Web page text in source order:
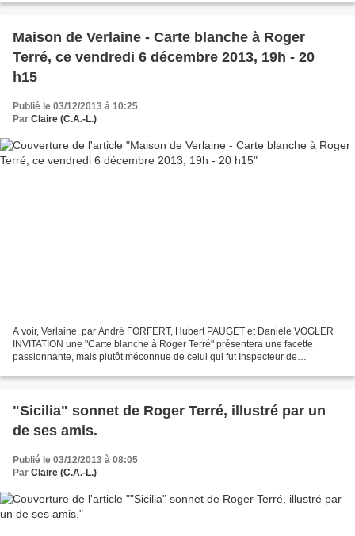
Maison de Verlaine - Carte blanche à Roger
Terré, ce vendredi 6 décembre 2013, 19h - 20
h15
Publié le 03/12/2013 à 10:25
Par Claire (C.A.-L.)
A voir, Verlaine, par André FORFERT, Hubert PAUGET et Danièle VOGLER
INVITATION une "Carte blanche à Roger Terré" présentera une facette
passionnante, mais plutôt méconnue de celui qui fut Inspecteur de
"Sicilia" sonnet de Roger Terré, illustré par un
de ses amis.
Publié le 03/12/2013 à 08:05
Par Claire (C.A.-L.)